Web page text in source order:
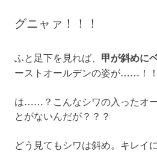
グニャァ！！！
ふと足下を見れば、 甲が斜めに
ーストオールデンの姿が……！！
は……？こんなシワの入ったオ
とがないんだが？？？
どう見てもシワは斜め。キレイに